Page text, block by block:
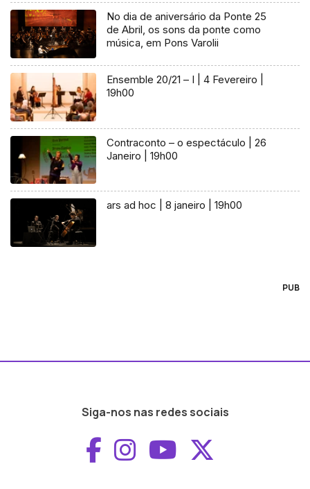
No dia de aniversário da Ponte 25
de Abril, os sons da ponte como
música, em Pons Varolii
Ensemble 20/21 – I | 4 Fevereiro |
19h00
Contraconto – o espectáculo | 26
Janeiro | 19h00
ars ad hoc | 8 janeiro | 19h00
PUB
Siga-nos nas redes sociais
Aceder ao
Aceder ao
Aceder ao